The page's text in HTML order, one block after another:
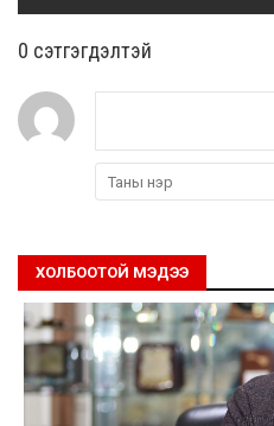
0 cэтгэгдэлтэй
ХОЛБООТОЙ МЭДЭЭ